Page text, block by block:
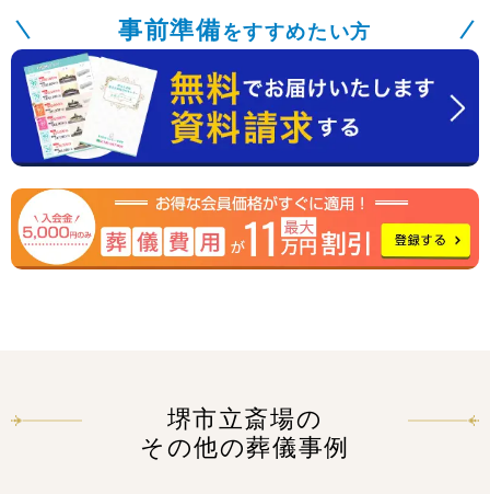
事前準備をすすめたい方
堺市立斎場の
その他の葬儀事例